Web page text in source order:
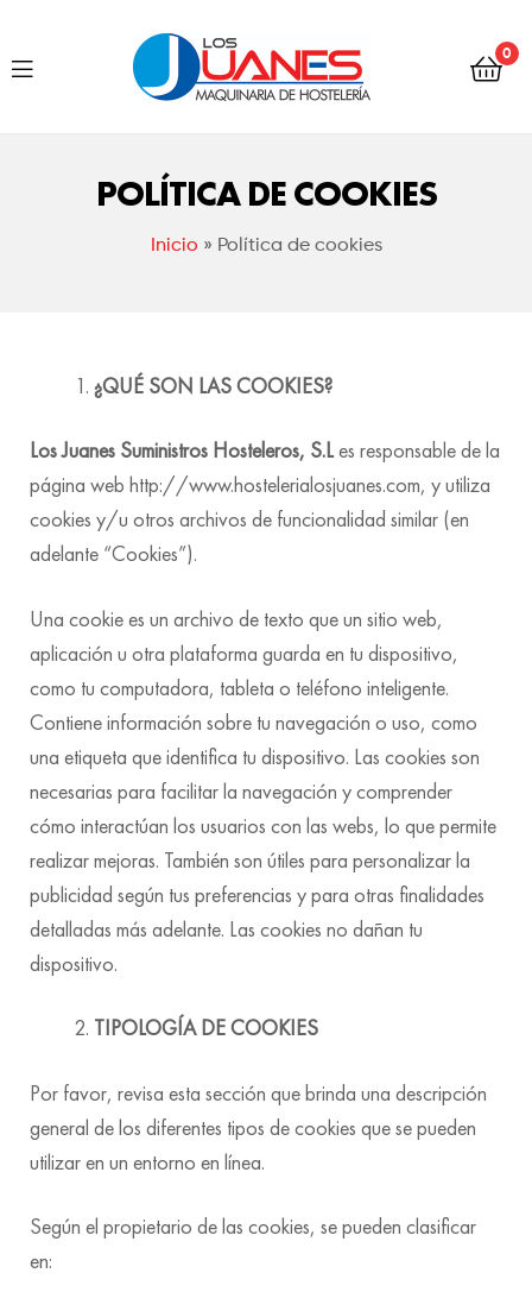
Los
Juanes
0
POLÍTICA DE COOKIES
Inicio » Política de cookies
Los
¿QUÉ SON LAS COOKIES?
Los Juanes Suministros Hosteleros, S.Les responsable de la
página web http://www.hostelerialosjuanes.com, y utiliza
cookies y/u otros archivos de funcionalidad similar (en
adelante “Cookies”).
Una cookie es un archivo de texto que un sitio web,
aplicación u otra plataforma guarda en tu dispositivo,
como tu computadora, tableta o teléfono inteligente.
Contiene información sobre tu navegación o uso, como
una etiqueta que identifica tu dispositivo. Las cookies son
necesarias para facilitar la navegación y comprender
cómo interactúan los usuarios con las webs, lo que permite
realizar mejoras. También son útiles para personalizar la
publicidad según tus preferencias y para otras finalidades
detalladas más adelante. Las cookies no dañan tu
dispositivo.
TIPOLOGÍA DE COOKIES
Por favor, revisa esta sección que brinda una descripción
general de los diferentes tipos de cookies que se pueden
utilizar en un entorno en línea.
Según el propietario de las cookies, se pueden clasificar
en: